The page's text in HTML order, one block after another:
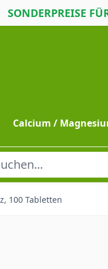
SONDERPREISE
Calcium /
100 Tabletten